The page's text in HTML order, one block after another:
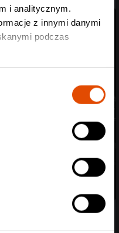
i analitycznym.
z innymi danymi
podczas